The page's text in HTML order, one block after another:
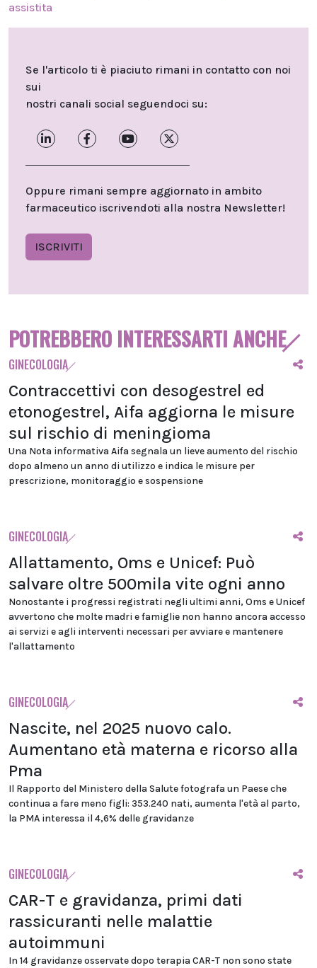
assistita
Se l'articolo ti è piaciuto rimani in contatto con noi
sui
nostri canali social seguendoci su:
Oppure rimani sempre aggiornato in ambito
farmaceutico iscrivendoti alla nostra Newsletter!
ISCRIVITI
POTREBBERO INTERESSARTI ANCHE
GINECOLOGIA
Contraccettivi con desogestrel ed
etonogestrel, Aifa aggiorna le misure
sul rischio di meningioma
Una Nota informativa Aifa segnala un lieve aumento del rischio
dopo almeno un anno di utilizzo e indica le misure per
prescrizione, monitoraggio e sospensione
GINECOLOGIA
Allattamento, Oms e Unicef: Può
salvare oltre 500mila vite ogni anno
Nonostante i progressi registrati negli ultimi anni, Oms e Unicef
avvertono che molte madri e famiglie non hanno ancora accesso
ai servizi e agli interventi necessari per avviare e mantenere
l'allattamento
GINECOLOGIA
Nascite, nel 2025 nuovo calo.
Aumentano età materna e ricorso alla
Pma
Il Rapporto del Ministero della Salute fotografa un Paese che
continua a fare meno figli: 353.240 nati, aumenta l'età al parto,
la PMA interessa il 4,6% delle gravidanze
GINECOLOGIA
CAR-T e gravidanza, primi dati
rassicuranti nelle malattie
autoimmuni
In 14 gravidanze osservate dopo terapia CAR-T non sono state